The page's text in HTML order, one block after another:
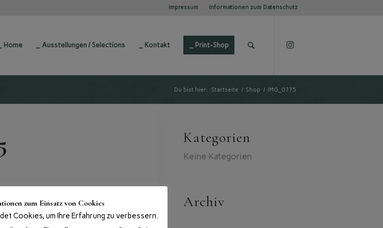
Impressum Informationen zum Datenschutz
_ Home _ Ausstellungen / Selections _ Kontakt _ Print-Shop
Du bist hier: Startseite / Shop / IMG_0775
Kategorien
Keine Kategorien
Archiv
zum Einsatz von Cookies
Cookies, um Ihre Erfahrung zu verbessern.